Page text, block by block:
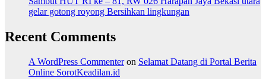
gelar gotong royong Bersihkan lingkungan
Recent Comments
A WordPress Commenteron Selamat Datang di Portal Berita
Online SorotKeadilan.id